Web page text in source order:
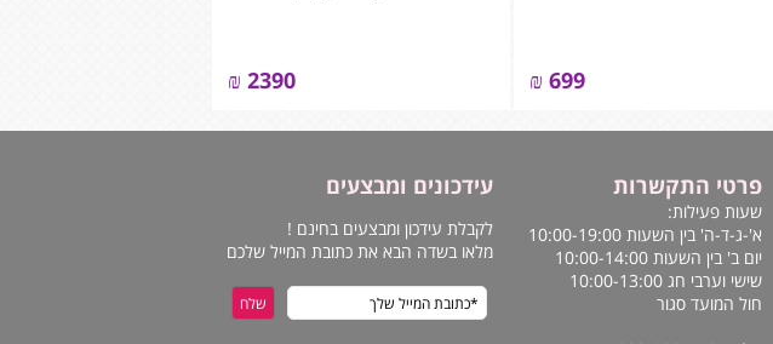
699
₪
2390
₪
פרטי התקשרות
שעות פעילות:
א'-ג-ד-ה' בין השעות 10:00-19:00
יום ב' בין השעות 10:00-14:00
שישי וערבי חג 10:00-13:00
חול המועד סגור
עידכונים ומבצעים
לקבלת עידכון ומבצעים בחינם !
מלאו בשדה הבא את כתובת המייל שלכם